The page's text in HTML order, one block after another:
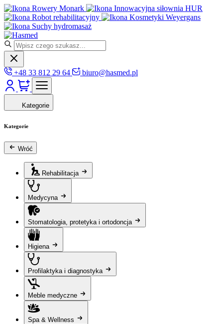
Rowery Monark
Innowacyjna siłownia HUR
Robot rehabilitacyjny
Kosmetyki Weyergans
Suchy hydromasaż
+48 33 812 29 64 biuro@hasmed.pl
Kategorie
Kategorie
Wróć
Rehabilitacja
Medycyna
Stomatologia, protetyka i ortodoncja
Higiena
Profilaktyka i diagnostyka
Meble medyczne
Spa & Wellness